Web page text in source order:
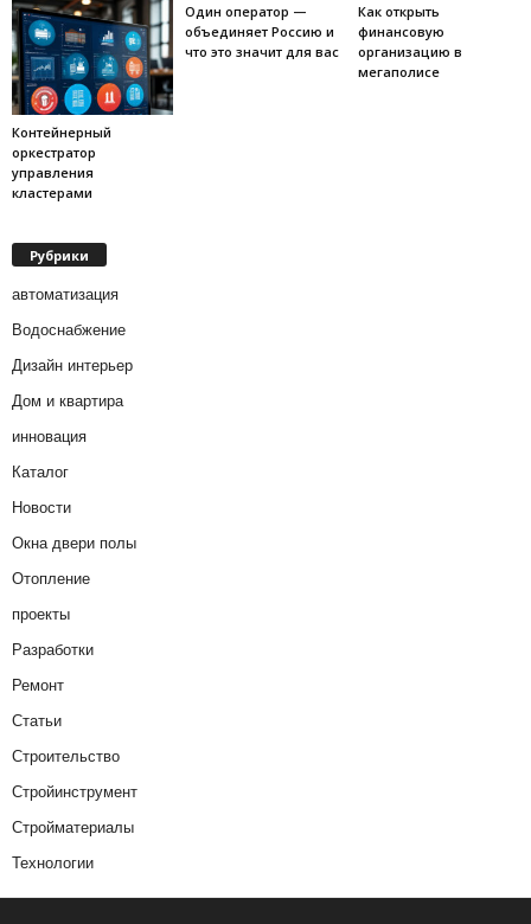
Контейнерный
оркестратор
управления
кластерами
Один оператор —
объединяет Россию и
что это значит для вас
Как открыть
финансовую
организацию в
мегаполисе
Рубрики
автоматизация
Водоснабжение
Дизайн интерьер
Дом и квартира
инновация
Каталог
Новости
Окна двери полы
Отопление
проекты
Разработки
Ремонт
Статьи
Строительство
Стройинструмент
Стройматериалы
Технологии